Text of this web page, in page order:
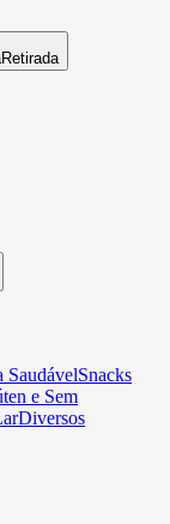
Retirada
SaudávelSnacks
e Sem
Diversos